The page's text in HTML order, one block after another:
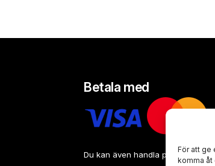
För att ge
komma åt
Betala med
Du kan även handla på faktura